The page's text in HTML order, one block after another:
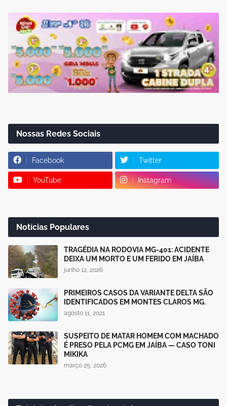
Nossas Redes Sociais
Facebook Twitter
YouTube Instagram
Notícias Populares
TRAGÉDIA NA RODOVIA MG-401: ACIDENTE
DEIXA UM MORTO E UM FERIDO EM JAÍBA
junho 12, 2026
PRIMEIROS CASOS DA VARIANTE DELTA SÃO
IDENTIFICADOS EM MONTES CLAROS MG.
agosto 11, 2021
SUSPEITO DE MATAR HOMEM COM MACHADO
É PRESO PELA PCMG EM JAÍBA — CASO TONI
MIKIKA
março 25, 2026